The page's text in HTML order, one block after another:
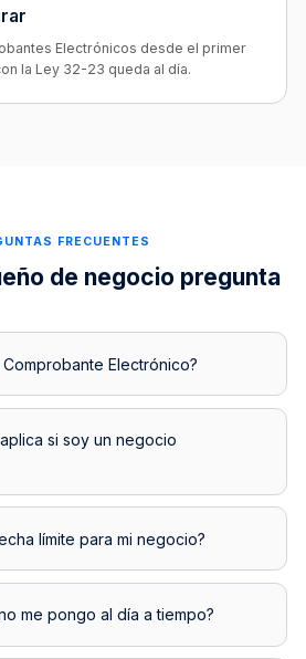
Electrónicos desde el primer
la Ley 32-23 queda al día.
FRECUENTES
de negocio pregunta
Comprobante Electrónico?
si soy un negocio
límite para mi negocio?
me pongo al día a tiempo?